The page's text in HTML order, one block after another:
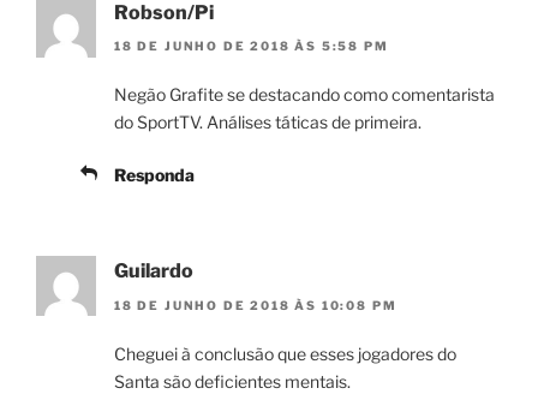
Robson/Pi
18 DE JUNHO DE 2018 ÀS 5:58 PM
Negão Grafite se destacando como comentarista
do SportTV. Análises táticas de primeira.
Responda
Guilardo
18 DE JUNHO DE 2018 ÀS 10:08 PM
Cheguei à conclusão que esses jogadores do
Santa são deficientes mentais.